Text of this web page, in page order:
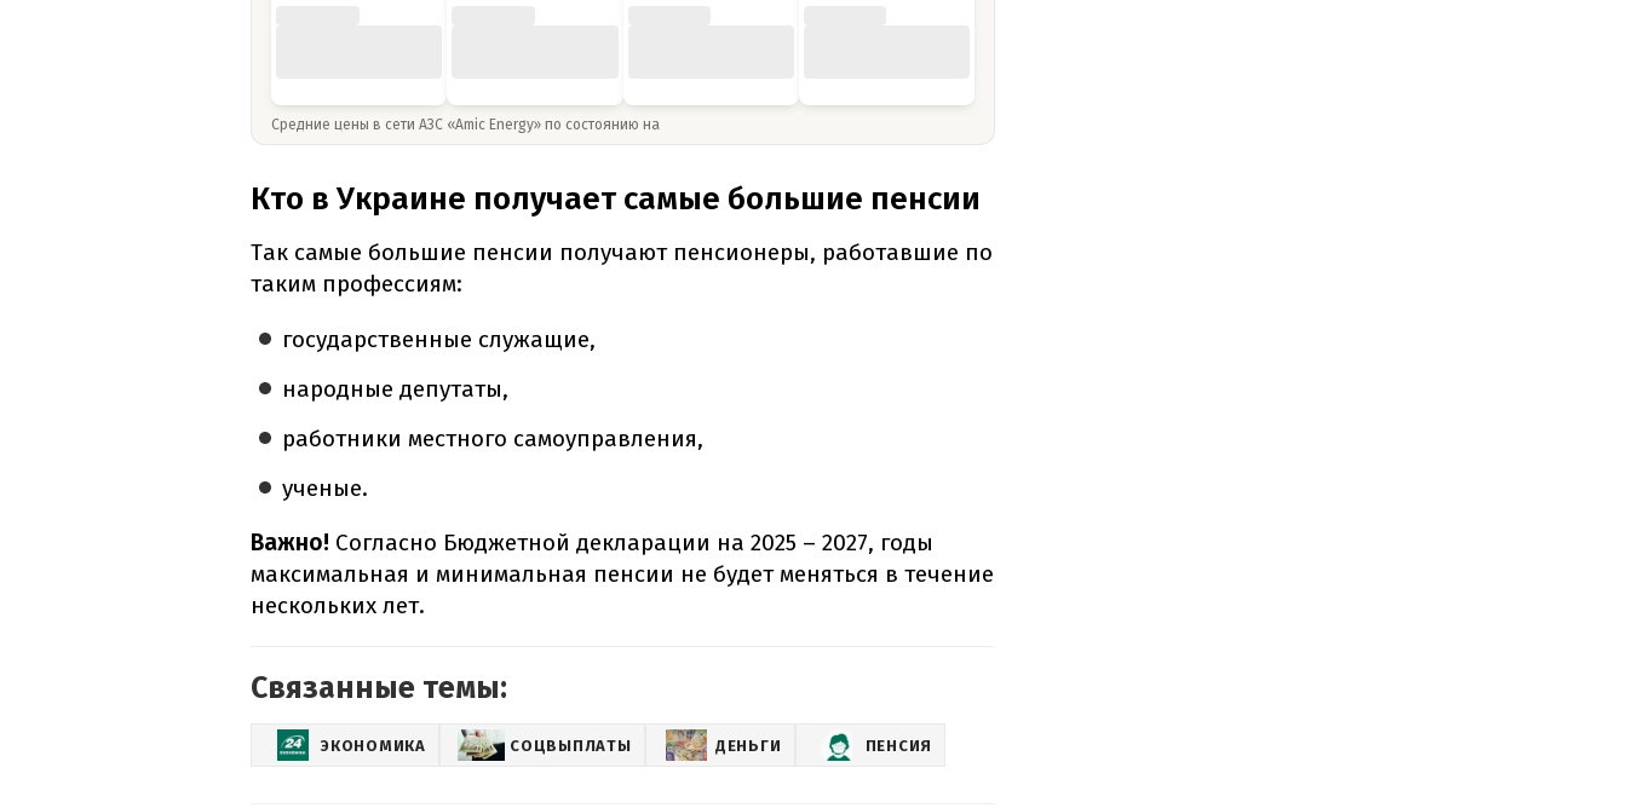
Средние цены в сети АЗС «Amic Energy» по состоянию на
Кто в Украине получает самые большие пенсии
Так самые большие пенсии получают пенсионеры, работавшие по
таким профессиям:
государственные служащие,
народные депутаты,
работники местного самоуправления,
ученые.
Важно! Согласно Бюджетной декларации на 2025 – 2027, годы
максимальная и минимальная пенсии не будет меняться в течение
нескольких лет.
Связанные темы:
ЭКОНОМИКА СОЦВЫПЛАТЫ ДЕНЬГИ ПЕНСИЯ